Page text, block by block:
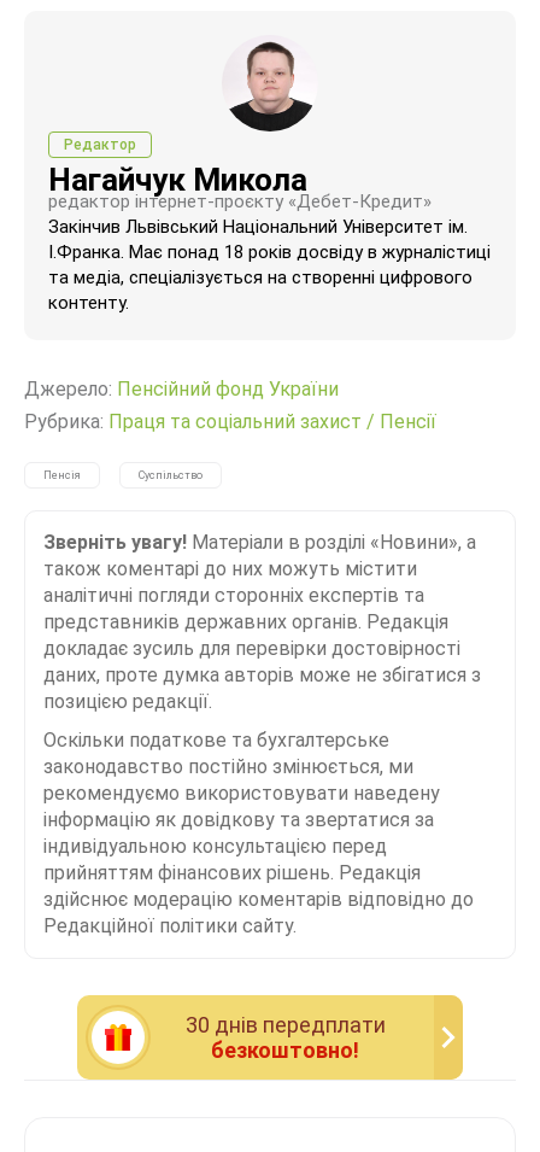
Редактор
Нагайчук Микола
редактор інтернет-проєкту «Дебет-Кредит»
Закінчив Львівський Національний Університет ім.
І.Франка. Має понад 18 років досвіду в журналістиці
та медіа, спеціалізується на створенні цифрового
контенту.
Джерело: Пенсійний фонд України
Рубрика: Праця та соціальний захист / Пенсії
Пенсія Суспільство
Зверніть увагу! Матеріали в розділі «Новини», а
також коментарі до них можуть містити
аналітичні погляди сторонніх експертів та
представників державних органів. Редакція
докладає зусиль для перевірки достовірності
даних, проте думка авторів може не збігатися з
позицією редакції.
Оскільки податкове та бухгалтерське
законодавство постійно змінюється, ми
рекомендуємо використовувати наведену
інформацію як довідкову та звертатися за
індивідуальною консультацією перед
прийняттям фінансових рішень. Редакція
здійснює модерацію коментарів відповідно до
Редакційної політики сайту.
30 днiв передплати
безкоштовно!